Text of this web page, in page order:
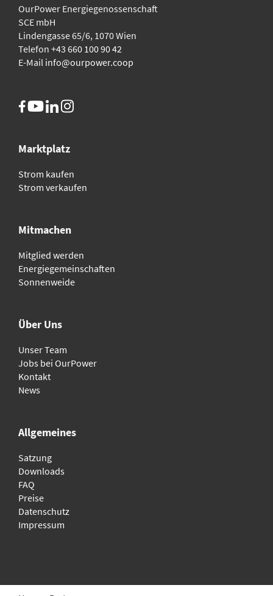
OurPower Energie­genossenschaft
SCE mbH
Lindengasse 65/6, 1070 Wien
Telefon +43 660 100 90 42
E-Mail info@ourpower.coop
Marktplatz
Strom kaufen
Strom verkaufen
Mitmachen
Mitglied werden
Energiegemeinschaften
Sonnenweide
Über Uns
Unser Team
Jobs bei OurPower
Kontakt
News
Allgemeines
Satzung
Downloads
FAQ
Preise
Datenschutz
Impressum